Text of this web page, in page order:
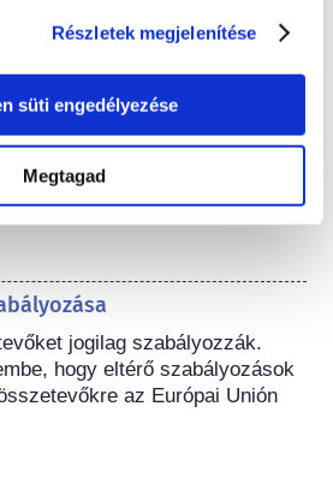
Részletek megjelenítése
süti engedélyezése
Megtagad
vonatkozó
A kozmetikai termékekben
Megjelenés: „Toxicology”
38. oldal Kiadó: Elsevier Ireland
jogilag szabályozzák.
hogy eltérő szabályozások
az Európai Unión